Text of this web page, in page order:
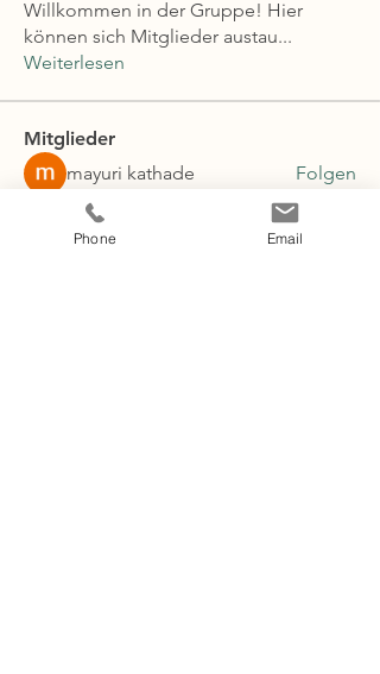
Willkommen in der Gruppe! Hier
können sich Mitglieder austau...
Weiterlesen
Mitglieder
mayuri kathade
Folgen
Jennifer Weinberger
Folgen
Alle Mitglieder anzeigen (2)
Phone Email